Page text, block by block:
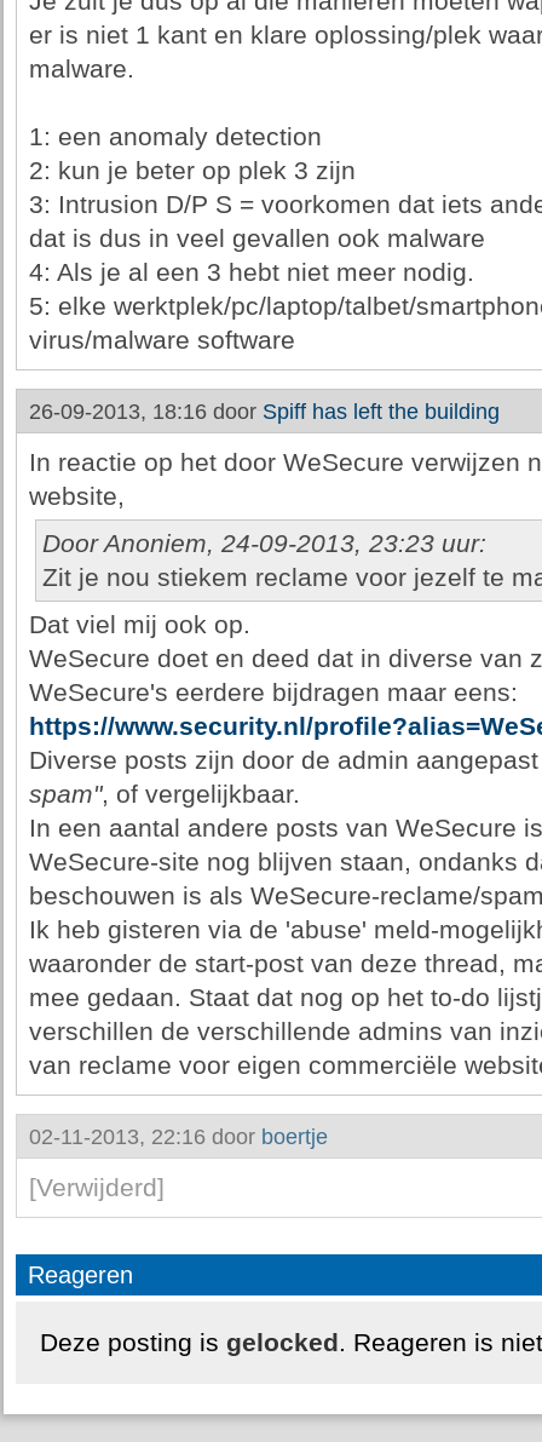
er is niet 1 kant en klare oplossing/plek
malware.
1: een anomaly detection
2: kun je beter op plek 3 zijn
3: Intrusion D/P S = voorkomen dat iets
dat is dus in veel gevallen ook malware
4: Als je al een 3 hebt niet meer nodig.
5: elke werktplek/pc/laptop/talbet/
virus/malware software
26-09-2013, 18:16 door Spiff has left the building
In reactie op het door WeSecure verwijzen
website,
Door Anoniem, 24-09-2013, 23:23 uur:
Zit je nou stiekem reclame voor jezelf te
Dat viel mij ook op.
WeSecure doet en deed dat in diverse van
WeSecure's eerdere bijdragen maar eens:
https://www.security.nl/
Diverse posts zijn door de admin
spam", of vergelijkbaar.
In een aantal andere posts van WeSecure
WeSecure-site nog blijven staan, ondanks
beschouwen is als WeSecure-reclame/
Ik heb gisteren via de 'abuse' meld-
waaronder de start-post van deze thread,
mee gedaan. Staat dat nog op het to-do
verschillen de verschillende admins van
van reclame voor eigen commerciële
02-11-2013, 22:16 door boertje
[Verwijderd]
Reageren
Deze posting is gelocked. Reageren is